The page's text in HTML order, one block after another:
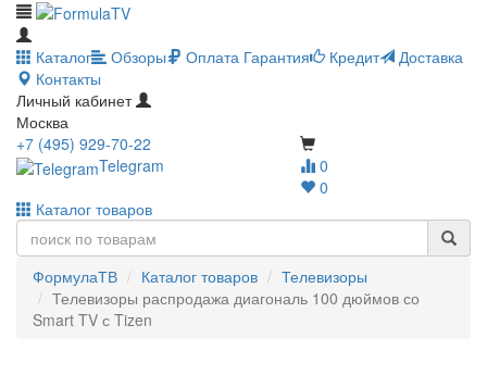
Каталог Обзоры Оплата Гарантия Кредит
Доставка
Контакты
Личный кабинет
Москва
0
0
+7 (495) 929-70-22
Telegram
Каталог товаров
ФормулаТВ Каталог товаров
Телевизоры
Телевизоры распродажа диагональ 100 дюймов со
Smart TV с Tizen